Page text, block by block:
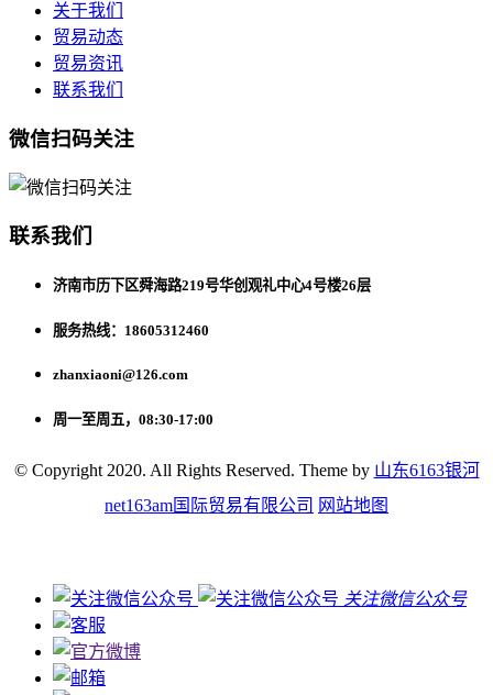
关于我们
贸易动态
贸易资讯
联系我们
微信扫码关注
联系我们
济南市历下区舜海路219号华创观礼中心4号楼26层
服务热线：18605312460
zhanxiaoni@126.com
周一至周五，08:30-17:00
© Copyright 2020. All Rights Reserved. Theme by 山东6163银河
net163am国际贸易有限公司 网站地图
关注微信公众号